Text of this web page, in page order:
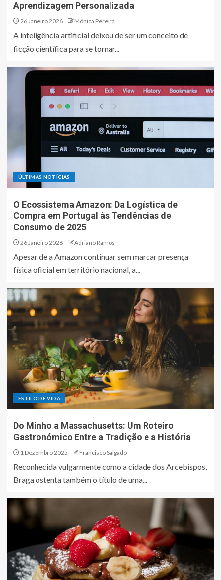
Aprendizagem Personalizada
26 Janeiro 2026 Mónica Pereira
A inteligência artificial deixou de ser um conceito de
ficção científica para se tornar...
ÚLTIMAS NOTÍCIAS
O Ecossistema Amazon: Da Logística de
Compra em Portugal às Tendências de
Consumo de 2025
26 Janeiro 2026 Adriano Ramos
Apesar de a Amazon continuar sem marcar presença
física oficial em território nacional, a...
ESTILO DE VIDA
Do Minho a Massachusetts: Um Roteiro
Gastronómico Entre a Tradição e a História
1 Dezembro 2025 Francisco Salgado
Reconhecida vulgarmente como a cidade dos Arcebispos,
Braga ostenta também o título de uma...